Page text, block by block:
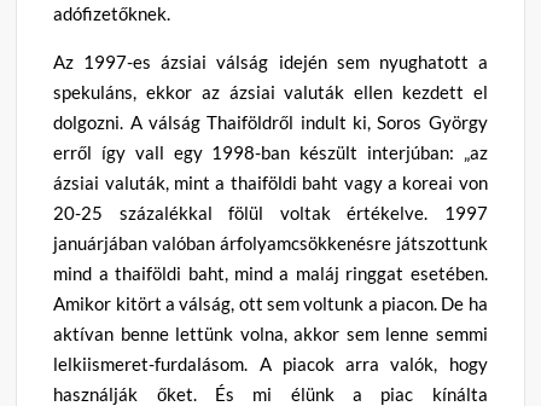
adófizetőknek.
Az 1997-es ázsiai válság idején sem nyughatott a
spekuláns, ekkor az ázsiai valuták ellen kezdett el
dolgozni. A válság Thaiföldről indult ki, Soros György
erről így vall egy 1998-ban készült interjúban: „az
ázsiai valuták, mint a thaiföldi baht vagy a koreai von
20-25 százalékkal fölül voltak értékelve. 1997
januárjában valóban árfolyamcsökkenésre játszottunk
mind a thaiföldi baht, mind a maláj ringgat esetében.
Amikor kitört a válság, ott sem voltunk a piacon. De ha
aktívan benne lettünk volna, akkor sem lenne semmi
lelkiismeret-furdalásom. A piacok arra valók, hogy
használják őket. És mi élünk a piac kínálta